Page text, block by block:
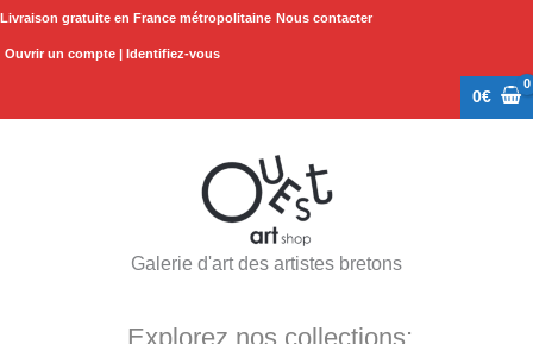
Aller
Livraison gratuite en France métropolitaine Nous contacter
Ouvrir un compte | Identifiez-vous
0€
Galerie d'art des artistes bretons
Explorez nos collections: